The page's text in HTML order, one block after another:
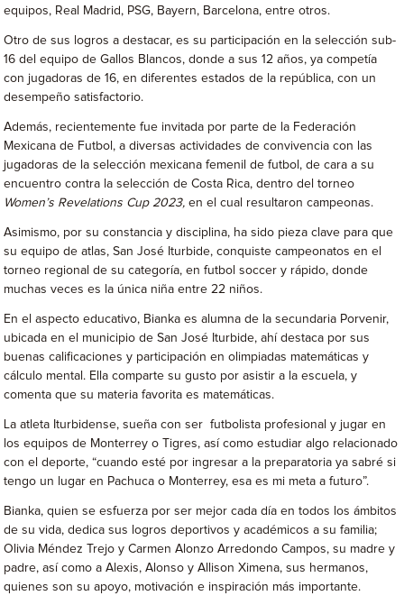
equipos, Real Madrid, PSG, Bayern, Barcelona, entre otros.
Otro de sus logros a destacar, es su participación en la selección sub-
16 del equipo de Gallos Blancos, donde a sus 12 años, ya competía
con jugadoras de 16, en diferentes estados de la república, con un
desempeño satisfactorio.
Además, recientemente fue invitada por parte de la Federación
Mexicana de Futbol, a diversas actividades de convivencia con las
jugadoras de la selección mexicana femenil de futbol, de cara a su
encuentro contra la selección de Costa Rica, dentro del torneo
Women’s Revelations Cup 2023,en el cual resultaron campeonas.
Asimismo, por su constancia y disciplina, ha sido pieza clave para que
su equipo de atlas, San José Iturbide, conquiste campeonatos en el
torneo regional de su categoría, en futbol soccer y rápido, donde
muchas veces es la única niña entre 22 niños.
En el aspecto educativo, Bianka es alumna de la secundaria Porvenir,
ubicada en el municipio de San José Iturbide, ahí destaca por sus
buenas calificaciones y participación en olimpiadas matemáticas y
cálculo mental. Ella comparte su gusto por asistir a la escuela, y
comenta que su materia favorita es matemáticas.
La atleta Iturbidense, sueña con ser futbolista profesional y jugar en
los equipos de Monterrey o Tigres, así como estudiar algo relacionado
con el deporte, “cuando esté por ingresar a la preparatoria ya sabré si
tengo un lugar en Pachuca o Monterrey, esa es mi meta a futuro”.
Bianka, quien se esfuerza por ser mejor cada día en todos los ámbitos
de su vida, dedica sus logros deportivos y académicos a su familia;
Olivia Méndez Trejo y Carmen Alonzo Arredondo Campos, su madre y
padre, así como a Alexis, Alonso y Allison Ximena, sus hermanos,
quienes son su apoyo, motivación e inspiración más importante.